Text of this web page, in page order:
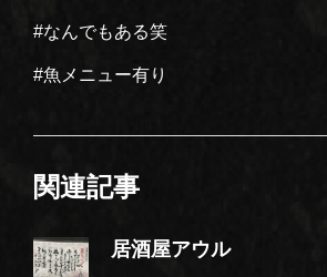
#なんでもある笑
#魚メニュー有り
関連記事
居酒屋アウル